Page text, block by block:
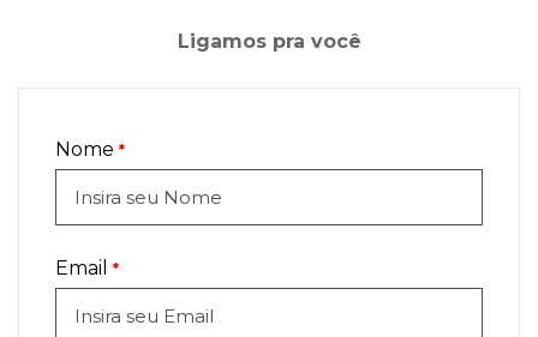
Ligamos pra você
Nome *
Email *